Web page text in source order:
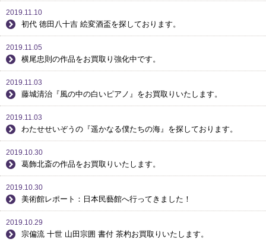
2019.11.10
初代 徳田八十吉 絵変酒盃を探しております。
2019.11.05
横尾忠則の作品をお買取り強化中です。
2019.11.03
藤城清治『風の中の白いピアノ』をお買取りいたします。
2019.11.03
わたせせいぞうの『遥かなる僕たちの海』を探しております。
2019.10.30
葛飾北斎の作品をお買取りいたします。
2019.10.30
美術館レポート：日本民藝館へ行ってきました！
2019.10.29
宗偏流 十世 山田宗囲 書付 茶杓お買取りいたします。